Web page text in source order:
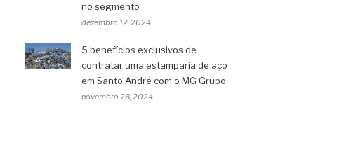
no segmento
dezembro 12, 2024
5 benefícios exclusivos de
contratar uma estamparia de aço
em Santo André com o MG Grupo
novembro 28, 2024